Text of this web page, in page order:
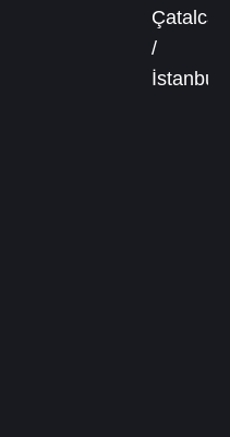
Çatalca
/
İstanbul